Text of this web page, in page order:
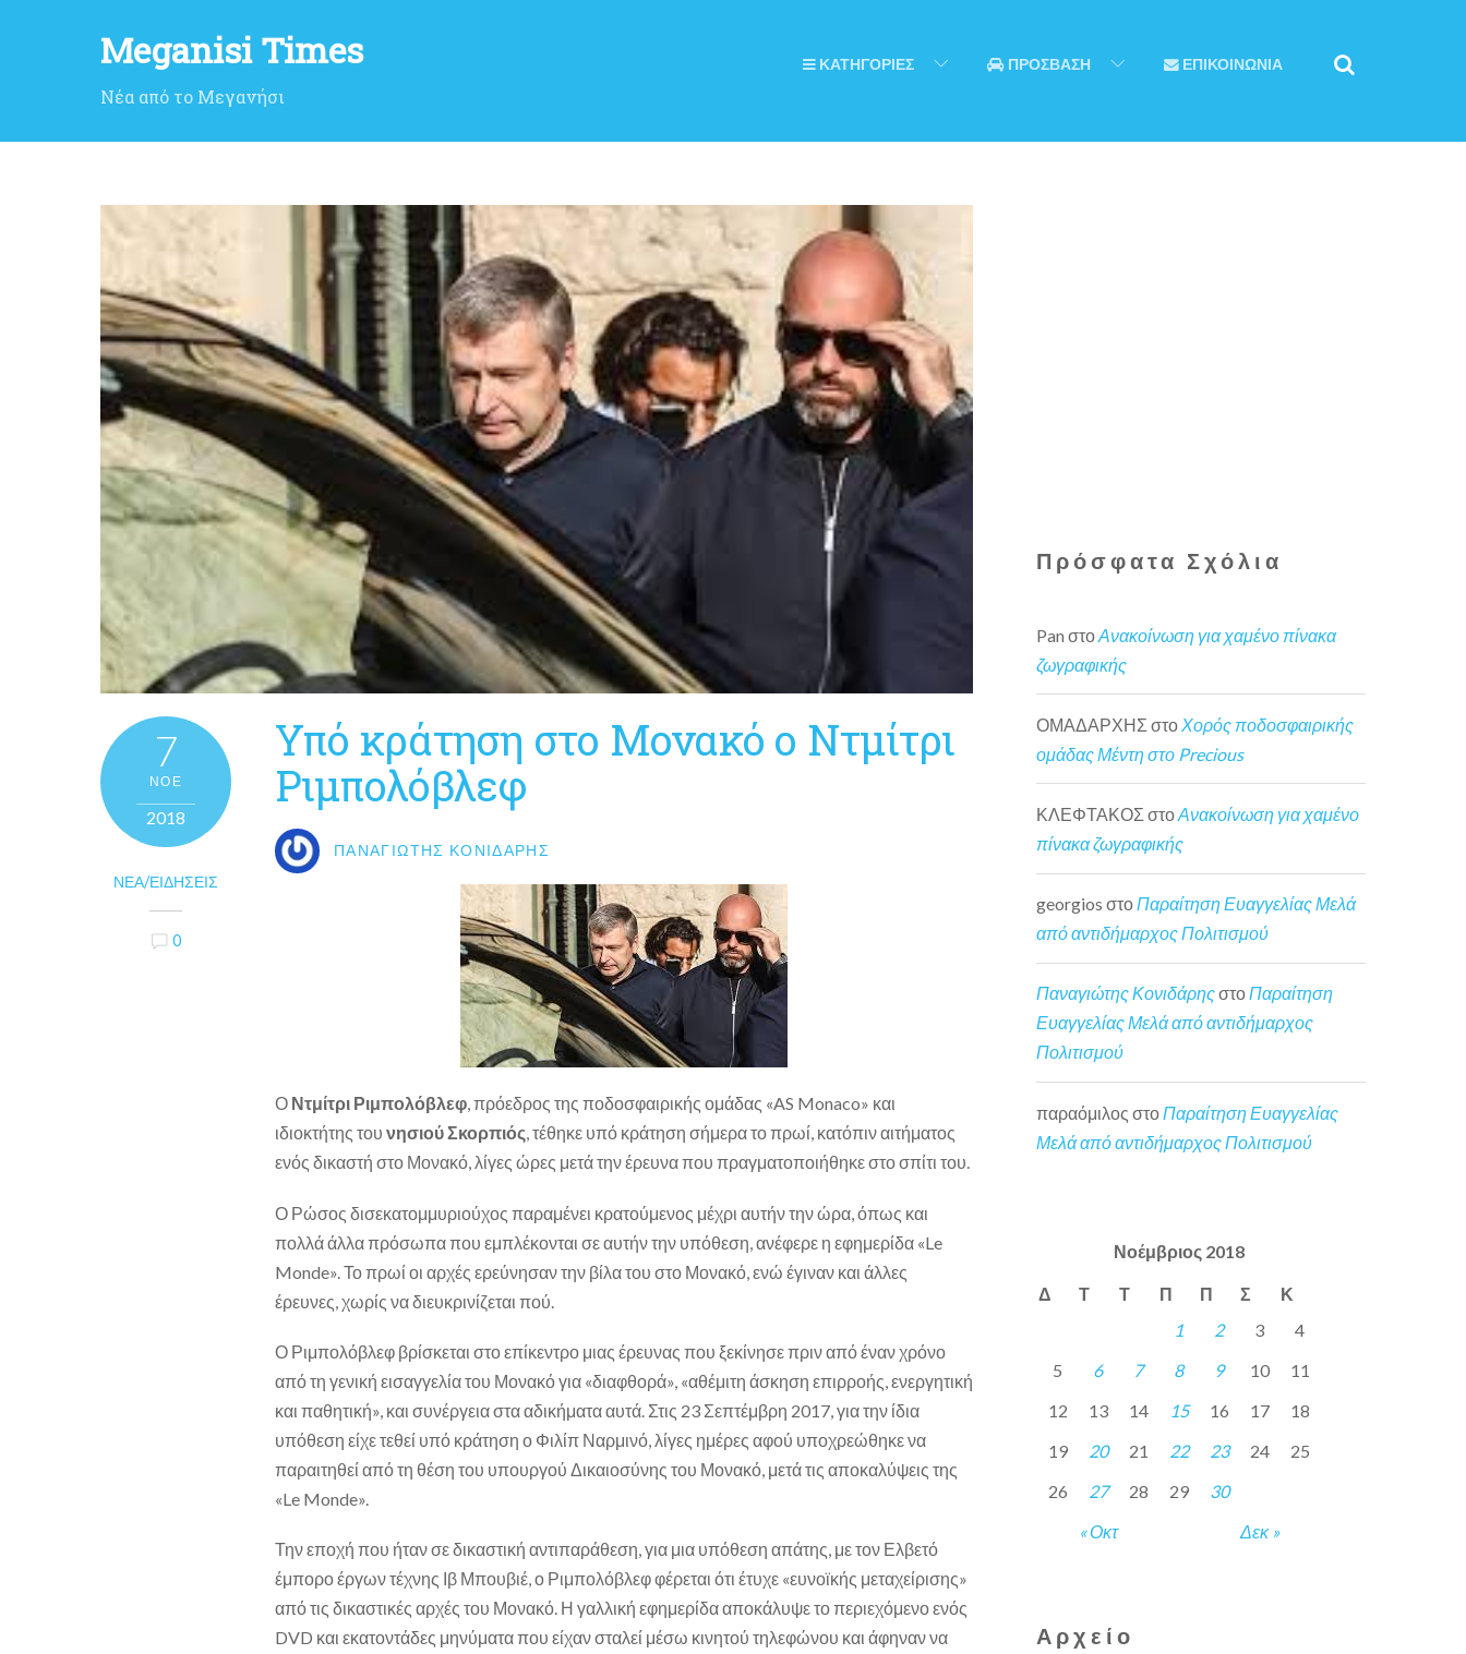
Meganisi Times
Νέα από το Μεγανήσι
ΚΑΤΗΓΟΡΙΕΣ ΠΡΟΣΒΑΣΗ ΕΠΙΚΟΙΝΩΝΙΑ
7
ΝΟΈ
2018
ΝΈΑ/ΕΙΔΉΣΕΙΣ
0
Υπό κράτηση στο Μονακό ο Ντμίτρι
Ριμπολόβλεφ
ΠΑΝΑΓΙΏΤΗΣ ΚΟΝΙΔΆΡΗΣ
Ο Ντμίτρι Ριμπολόβλεφ, πρόεδρος της ποδοσφαιρικής ομάδας «AS Monaco» και
ιδιοκτήτης του νησιού Σκορπιός, τέθηκε υπό κράτηση σήμερα το πρωί, κατόπιν αιτήματος
ενός δικαστή στο Μονακό, λίγες ώρες μετά την έρευνα που πραγματοποιήθηκε στο σπίτι του.
Ο Ρώσος δισεκατομμυριούχος παραμένει κρατούμενος μέχρι αυτήν την ώρα, όπως και
πολλά άλλα πρόσωπα που εμπλέκονται σε αυτήν την υπόθεση, ανέφερε η εφημερίδα «Le
Monde». Το πρωί οι αρχές ερεύνησαν την βίλα του στο Μονακό, ενώ έγιναν και άλλες
έρευνες, χωρίς να διευκρινίζεται πού.
Ο Ριμπολόβλεφ βρίσκεται στο επίκεντρο μιας έρευνας που ξεκίνησε πριν από έναν χρόνο
από τη γενική εισαγγελία του Μονακό για «διαφθορά», «αθέμιτη άσκηση επιρροής, ενεργητική
και παθητική», και συνέργεια στα αδικήματα αυτά. Στις 23 Σεπτέμβρη 2017, για την ίδια
υπόθεση είχε τεθεί υπό κράτηση ο Φιλίπ Ναρμινό, λίγες ημέρες αφού υποχρεώθηκε να
παραιτηθεί από τη θέση του υπουργού Δικαιοσύνης του Μονακό, μετά τις αποκαλύψεις της
«Le Monde».
Την εποχή που ήταν σε δικαστική αντιπαράθεση, για μια υπόθεση απάτης, με τον Ελβετό
έμπορο έργων τέχνης Ιβ Μπουβιέ, ο Ριμπολόβλεφ φέρεται ότι έτυχε «ευνοϊκής μεταχείρισης»
από τις δικαστικές αρχές του Μονακό. Η γαλλική εφημερίδα αποκάλυψε το περιεχόμενο ενός
DVD και εκατοντάδες μηνύματα που είχαν σταλεί μέσω κινητού τηλεφώνου και άφηναν να
Πρόσφατα Σχόλια
Pan στοΑνακοίνωση για χαμένο πίνακα
ζωγραφικής
ΟΜΑΔΑΡΧΗΣ στο Χορός ποδοσφαιρικής
ομάδας Μέντη στο Precious
ΚΛΕΦΤΑΚΟΣ στοΑνακοίνωση για χαμένο
πίνακα ζωγραφικής
georgios στοΠαραίτηση Ευαγγελίας Μελά
από αντιδήμαρχος Πολιτισμού
Παναγιώτης ΚονιδάρηςστοΠαραίτηση
Ευαγγελίας Μελά από αντιδήμαρχος
Πολιτισμού
παραόμιλος στο Παραίτηση Ευαγγελίας
Μελά από αντιδήμαρχος Πολιτισμού
Νοέμβριος 2018
Δ Τ Τ Π Π Σ Κ
« Οκτ Δεκ »
1 2 3
4
5
6 7 8 9 10
11
12
13 14 15 16 17
18
19
20 21 22 23 24
25
26
27 28 29 30
Αρχείο